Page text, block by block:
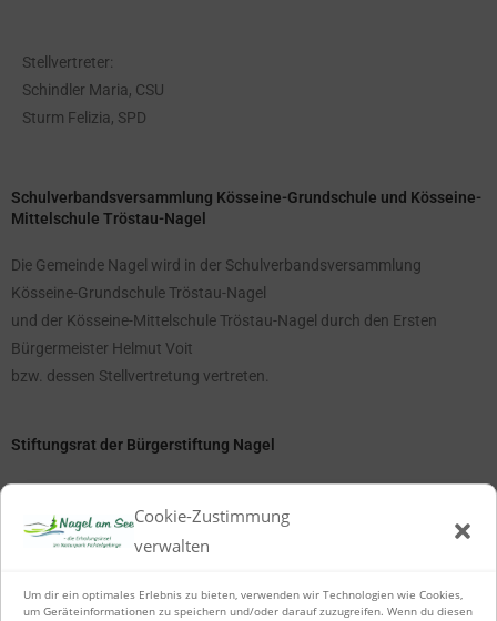
Cookie-Zustimmung
verwalten
Um dir ein optimales Erlebnis zu bieten, verwenden wir Technologien wie Cookies,
um Geräteinformationen zu speichern und/oder darauf zuzugreifen. Wenn du diesen
Stellvertreter:
Schindler Maria, CSU
Sturm Felizia, SPD
Schulverbandsversammlung Kösseine-Grundschule und Kösseine-
Mittelschule Tröstau-Nagel
Die Gemeinde Nagel wird in der Schulverbandsversammlung
Kösseine-Grundschule Tröstau-Nagel
und der Kösseine-Mittelschule Tröstau-Nagel durch den Ersten
Bürgermeister Helmut Voit
bzw. dessen Stellvertretung vertreten.
Stiftungsrat der Bürgerstiftung Nagel
Tretter Andreas, CSU
Schindler Simon, CSU
Dr. Medick Christian, CWG